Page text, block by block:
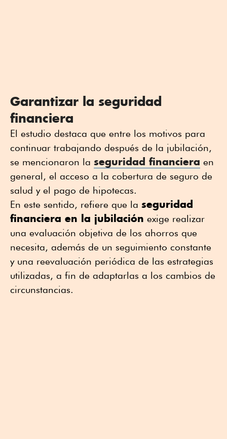
Garantizar la seguridad
financiera
El estudio destaca que entre los motivos para
continuar trabajando después de la jubilación,
se mencionaron la seguridad financiera en
general, el acceso a la cobertura de seguro de
salud y el pago de hipotecas.
En este sentido, refiere que la seguridad
financiera en la jubilación exige realizar
una evaluación objetiva de los ahorros que
necesita, además de un seguimiento constante
y una reevaluación periódica de las estrategias
utilizadas, a fin de adaptarlas a los cambios de
circunstancias.